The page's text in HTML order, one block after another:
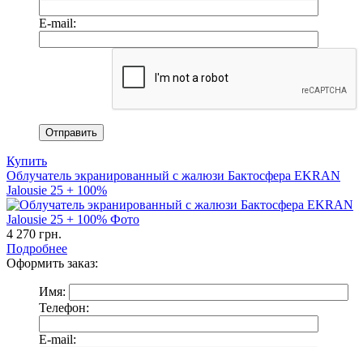
E-mail:
Купить
Облучатель экранированный с жалюзи Бактосфера EKRAN
Jalousie 25 + 100%
4 270 грн.
Подробнее
Оформить заказ:
Имя:
Телефон:
E-mail: